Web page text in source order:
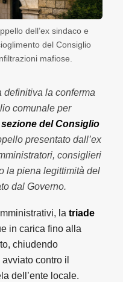
dell’ex sindaco e
del Consiglio
mafiose.
definitiva la conferma
comunale per
sezione del Consiglio
presentato dall’ex
consiglieri
la piena legittimità del
dal Governo.
la triade
in carica fino alla
chiudendo
contro il
dell’ente locale.